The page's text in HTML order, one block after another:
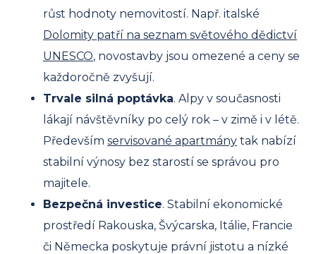
růst hodnoty nemovitostí. Např. italské
Dolomity patří na seznam světového dědictví
UNESCO, novostavby jsou omezené a ceny se
každoročně zvyšují.
Trvale silná poptávka. Alpy v současnosti
lákají návštěvníky po celý rok – v zimě i v létě.
Především servisované apartmány tak nabízí
stabilní výnosy bez starostí se správou pro
majitele.
Bezpečná investice. Stabilní ekonomické
prostředí Rakouska, Švýcarska, Itálie, Francie
či Německa poskytuje právní jistotu a nízké